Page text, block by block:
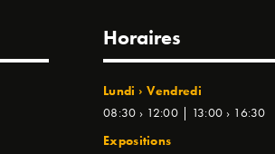
Horaires
Lundi › Vendredi
08:30 › 12:00 | 13:00 › 16:30
Expositions